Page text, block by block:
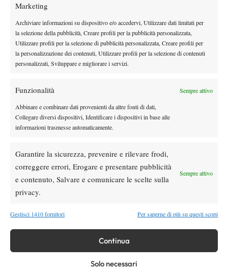
Marketing
Archiviare informazioni su dispositivo e/o accedervi, Utilizzare dati limitati per
la selezione della pubblicità, Creare profili per la pubblicità personalizzata,
Utilizzare profili per la selezione di pubblicità personalizzata, Creare profili per
la personalizzazione dei contenuti, Utilizzare profili per la selezione di contenuti
personalizzati, Sviluppare e migliorare i servizi.
Funzionalità Sempre attivo
Abbinare e combinare dati provenienti da altre fonti di dati,
Collegare diversi dispositivi, Identificare i dispositivi in base alle
informazioni trasmesse automaticamente.
Garantire la sicurezza, prevenire e rilevare frodi,
correggere errori, Erogare e presentare pubblicità
e contenuto, Salvare e comunicare le scelte sulla
privacy.
Sempre attivo
Gestisci 1410 fornitori Per saperne di più su questi scopi
Continua
Solo necessari
DI TENDENZA
Atp News
News
Masters 1000 Cincinnati 2026: forfait di
Tennis in TV
Masters 1000 Cincinnati 2026: a che ora e
giocherà lo US Open, forse non lo vedremo
più nel 2026”